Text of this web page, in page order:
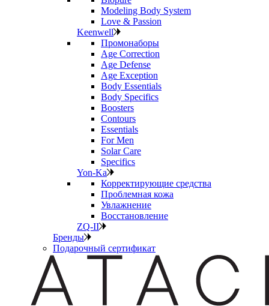
Modeling Body System
Love & Passion
Keenwell
Промонаборы
Age Correction
Age Defense
Age Exception
Body Essentials
Body Specifics
Boosters
Contours
Essentials
For Men
Solar Care
Specifics
Yon-Ka
Корректирующие средства
Проблемная кожа
Увлажнение
Восстановление
ZQ-II
Бренды
Подарочный сертификат